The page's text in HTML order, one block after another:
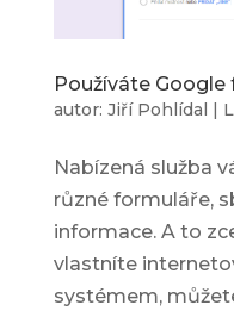
Používáte Google
autor: Jiří Pohlídal |
Nabízená služba
různé formuláře,
informace. A to
vlastníte
systémem,